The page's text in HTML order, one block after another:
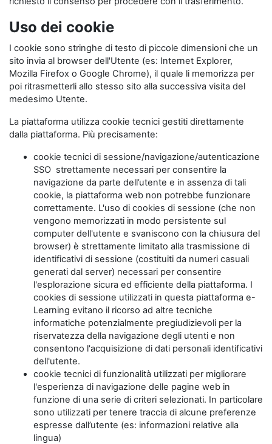
Uso dei cookie
I cookie sono stringhe di testo di piccole dimensioni che un
sito invia al browser dell'Utente (es: Internet Explorer,
Mozilla Firefox o Google Chrome), il quale li memorizza per
poi ritrasmetterli allo stesso sito alla successiva visita del
medesimo Utente.
La piattaforma utilizza cookie tecnici gestiti direttamente
dalla piattaforma. Più precisamente:
cookie tecnici di sessione/navigazione/autenticazione
SSO strettamente necessari per consentire la
navigazione da parte dell’utente e in assenza di tali
cookie, la piattaforma web non potrebbe funzionare
correttamente. L'uso di cookies di sessione (che non
vengono memorizzati in modo persistente sul
computer dell'utente e svaniscono con la chiusura del
browser) è strettamente limitato alla trasmissione di
identificativi di sessione (costituiti da numeri casuali
generati dal server) necessari per consentire
l'esplorazione sicura ed efficiente della piattaforma. I
cookies di sessione utilizzati in questa piattaforma e-
Learning evitano il ricorso ad altre tecniche
informatiche potenzialmente pregiudizievoli per la
riservatezza della navigazione degli utenti e non
consentono l'acquisizione di dati personali identificativi
dell'utente.
cookie tecnici di funzionalità utilizzati per migliorare
l'esperienza di navigazione delle pagine web in
funzione di una serie di criteri selezionati. In particolare
sono utilizzati per tenere traccia di alcune preferenze
espresse dall’utente (es: informazioni relative alla
lingua)